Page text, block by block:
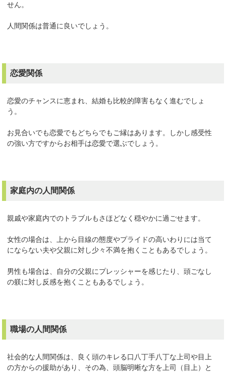
せん。
人間関係は普通に良いでしょう。
恋愛関係
恋愛のチャンスに恵まれ、結婚も比較的障害もなく進むでしょ
う。
お見合いでも恋愛でもどちらでもご縁はあります。しかし感受性
の強い方ですからお相手は恋愛で選ぶでしょう。
家庭内の人間関係
親戚や家庭内でのトラブルもさほどなく穏やかに過ごせます。
女性の場合は、上から目線の態度やプライドの高いわりには当て
にならない夫や父親に対し少々不満を抱くこともあるでしょう。
男性も場合は、自分の父親にプレッシャーを感じたり、頭ごなし
の躾に対し反感を抱くこともあるでしょう。
職場の人間関係
社会的な人間関係は、良く頭のキレる口八丁手八丁な上司や目上
の方からの援助があり、その為、頭脳明晰な方を上司（目上）と